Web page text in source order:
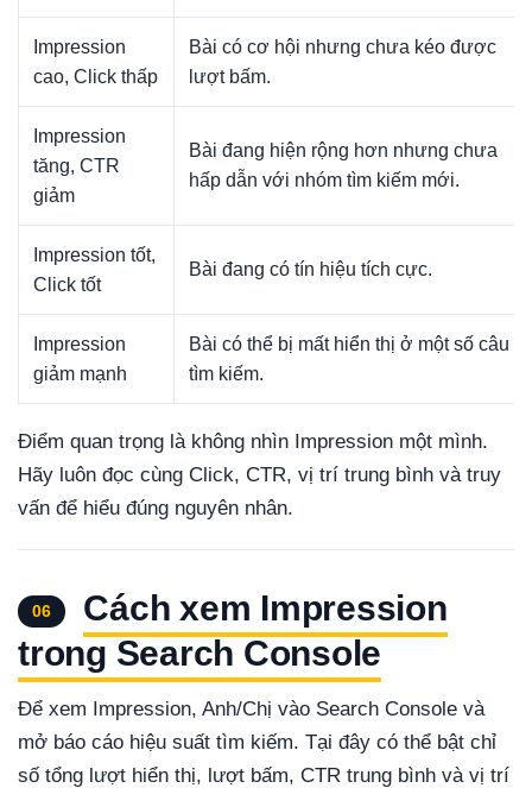
Impression
cao, Click thấp
Bài có cơ hội nhưng chưa kéo được
lượt bấm.
Impression
tăng, CTR
giảm
Bài đang hiện rộng hơn nhưng chưa
hấp dẫn với nhóm tìm kiếm mới.
Impression tốt,
Click tốt
Bài đang có tín hiệu tích cực.
Impression
giảm mạnh
Bài có thể bị mất hiển thị ở một số câu
tìm kiếm.
Điểm quan trọng là không nhìn Impression một mình.
Hãy luôn đọc cùng Click, CTR, vị trí trung bình và truy
vấn để hiểu đúng nguyên nhân.
06
Cách xem Impression
trong Search Console
Để xem Impression, Anh/Chị vào Search Console và
mở báo cáo hiệu suất tìm kiếm. Tại đây có thể bật chỉ
số tổng lượt hiển thị, lượt bấm, CTR trung bình và vị trí